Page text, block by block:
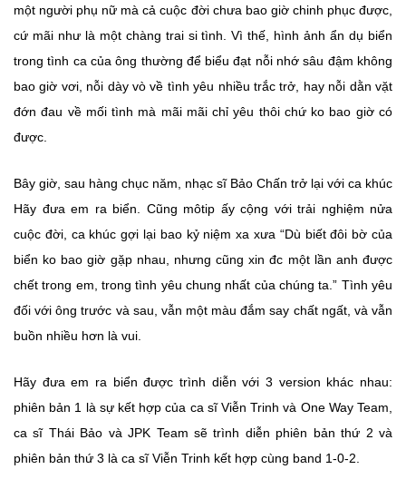
một người phụ nữ mà cả cuộc đời chưa bao giờ chinh phục được,
cứ mãi như là một chàng trai si tình. Vì thế, hình ảnh ẩn dụ biển
trong tình ca của ông thường để biểu đạt nỗi nhớ sâu đậm không
bao giờ vơi, nỗi dày vò về tình yêu nhiều trắc trở, hay nỗi dằn vặt
đớn đau về mối tình mà mãi mãi chỉ yêu thôi chứ ko bao giờ có
được.
Bây giờ, sau hàng chục năm, nhạc sĩ Bảo Chấn trở lại với ca khúc
Hãy đưa em ra biển. Cũng môtip ấy cộng với trải nghiệm nửa
cuộc đời, ca khúc gợi lại bao kỷ niệm xa xưa “Dù biết đôi bờ của
biển ko bao giờ gặp nhau, nhưng cũng xin đc một lần anh được
chết trong em, trong tình yêu chung nhất của chúng ta.” Tình yêu
đối với ông trước và sau, vẫn một màu đắm say chất ngất, và vẫn
buồn nhiều hơn là vui.
Hãy đưa em ra biển được trình diễn với 3 version khác nhau:
phiên bản 1 là sự kết hợp của ca sĩ Viễn Trinh và One Way Team,
ca sĩ Thái Bảo và JPK Team sẽ trình diễn phiên bản thứ 2 và
phiên bản thứ 3 là ca sĩ Viễn Trinh kết hợp cùng band 1-0-2.